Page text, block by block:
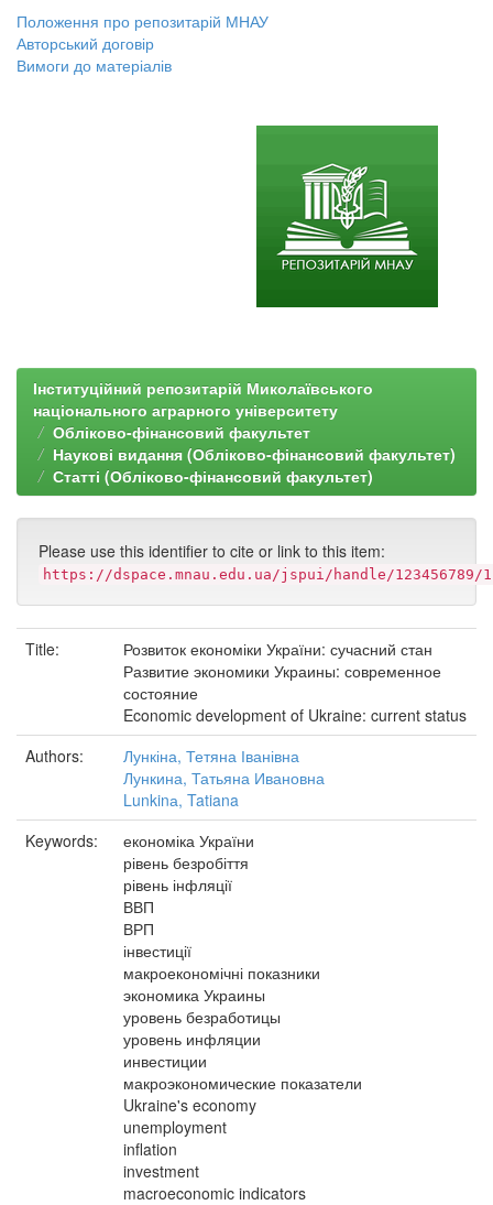
Положення про репозитарій МНАУ
Авторський договір
Вимоги до матеріалів
Інституційний репозитарій Миколаївського
національного аграрного університету
Обліково-фінансовий факультет
Наукові видання (Обліково-фінансовий факультет)
Статті (Обліково-фінансовий факультет)
Please use this identifier to cite or link to this item:
https://dspace.mnau.edu.ua/jspui/handle/123456789/
Title:
Розвиток економіки України: сучасний стан
Развитие экономики Украины: современное
состояние
Economic development of Ukraine: current status
Authors:
Лункіна, Тетяна Іванівна
Лункина, Татьяна Ивановна
Lunkinа, Tatiana
Keywords:
економіка України
рівень безробіття
рівень інфляції
ВВП
ВРП
інвестиції
макроекономічні показники
экономика Украины
уровень безработицы
уровень инфляции
инвестиции
макроэкономические показатели
Ukraine's economy
unemployment
inflation
investment
macroeconomic indicators